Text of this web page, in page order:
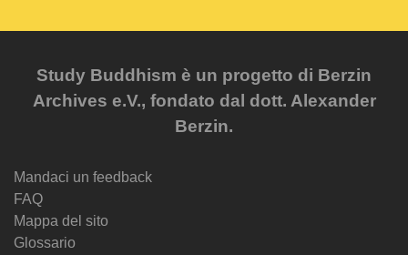
Study Buddhism è un progetto di Berzin
Archives e.V., fondato dal dott. Alexander
Berzin.
Mandaci un feedback
FAQ
Mappa del sito
Glossario